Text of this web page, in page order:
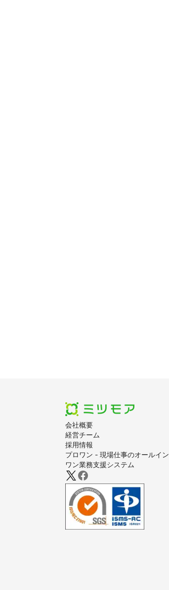
会社概要
経営チーム
採用情報
プロワン - 現場仕事のオールイン
ワン業務支援システム